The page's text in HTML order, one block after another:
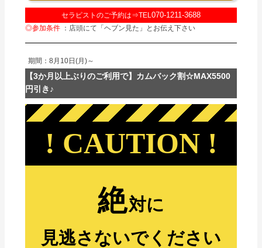
セラピストのご予約は⇒TEL 070-1211-3688
◎参加条件 ：店頭にて「ヘブン見た」とお伝え下さい
期間：8月10日(月)～
【3か月以上ぶりのご利用で】カムバック割☆MAX5500
円引き♪
! CAUTION !
絶対に
見逃さないでください